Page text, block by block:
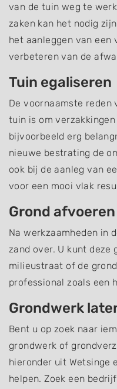
van de tuin weg te
zaken kan het nodig
het aanleggen van
verbeteren van de
Tuin egaliseren
De voornaamste reden
tuin is om
bijvoorbeeld erg
nieuwe bestrating de
ook bij de aanleg van
voor een mooi vlak
Grond afvoeren
Na werkzaamheden in
zand over. U kunt deze
milieustraat of de
professional zoals een
Grondwerk
Bent u op zoek naar
grondwerk of
hieronder uit Wetsinge
helpen. Zoek een